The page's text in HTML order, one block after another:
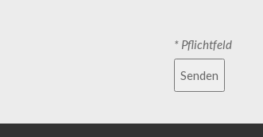
* Pflichtfeld
Senden